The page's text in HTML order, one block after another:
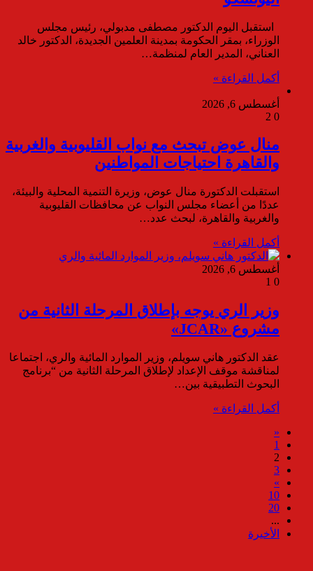
استقبل اليوم الدكتور مصطفى مدبولي، رئيس مجلس
الوزراء، بمقر الحكومة بمدينة العلمين الجديدة، الدكتور خالد
العناني، المدير العام لمنظمة…
أكمل القراءة »
أغسطس 6, 2026
0
منال عوض تبحث مع نواب القليوبية والغربية
والقاهرة احتياجات المواطنين
استقبلت الدكتورة منال عوض، وزيرة التنمية المحلية والبيئة،
عددًا من أعضاء مجلس النواب عن محافظات القليوبية
والغربية والقاهرة، لبحث عدد…
أكمل القراءة »
أغسطس 6, 2026
0
وزير الري يوجه بإطلاق المرحلة الثانية من
مشروع «JCAR»
عقد الدكتور هاني سويلم، وزير الموارد المائية والري، اجتماعا
لمناقشة موقف الإعداد لإطلاق المرحلة الثانية من “برنامج
البحوث التطبيقية بين…
أكمل القراءة »
«
1
2
3
»
10
20
...
الأخيرة